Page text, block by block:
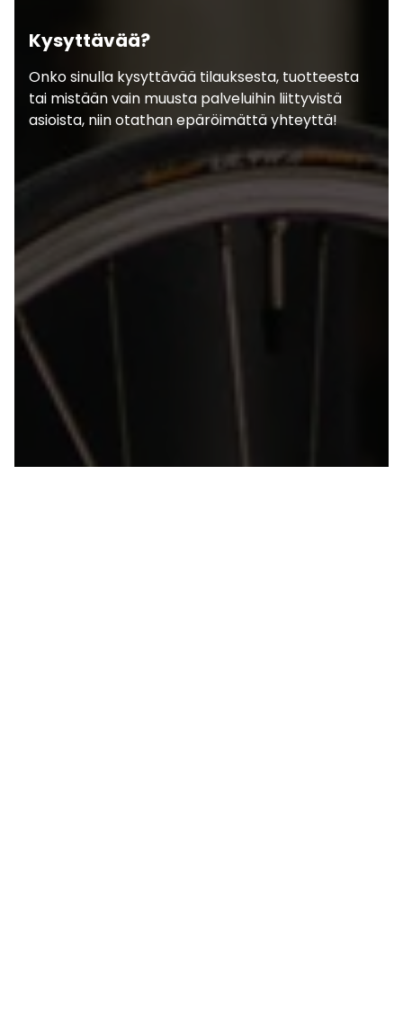
Kysyttävää?
Onko sinulla kysyttävää tilauksesta, tuotteesta
tai mistään vain muusta palveluihin liittyvistä
asioista, niin otathan epäröimättä yhteyttä!